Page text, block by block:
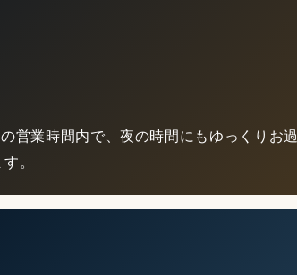
営業時間内で、夜の時間にもゆっくりお過
。